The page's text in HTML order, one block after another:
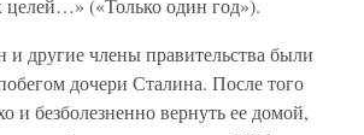
целей…» («Только один год»).
другие члены правительства были
дочери Сталина. После того
и безболезненно вернуть ее домой,